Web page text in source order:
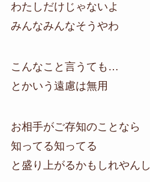
わたしだけじゃないよ
みんなみんなそうやわ
こんなこと言うても…
とかいう遠慮は無用
お相手がご存知のことなら
知ってる知ってる
と盛り上がるかもしれやんし